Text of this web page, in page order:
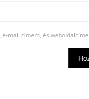
e-mail címem, és